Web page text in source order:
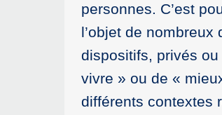
personnes. C’est
l’objet de
dispositifs, privés
vivre » ou de «
différents contextes